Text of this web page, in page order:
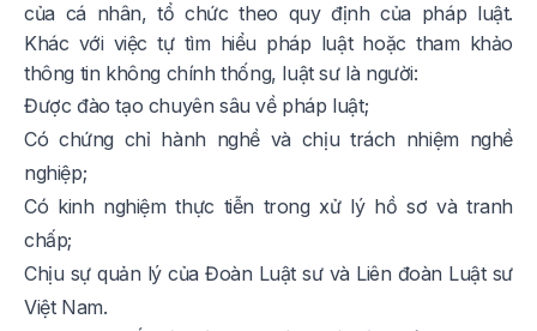
của cá nhân, tổ chức theo quy định của pháp luật.
Khác với việc tự tìm hiểu pháp luật hoặc tham khảo
thông tin không chính thống, luật sư là người:
Được đào tạo chuyên sâu về pháp luật;
Có chứng chỉ hành nghề và chịu trách nhiệm nghề
nghiệp;
Có kinh nghiệm thực tiễn trong xử lý hồ sơ và tranh
chấp;
Chịu sự quản lý của Đoàn Luật sư và Liên đoàn Luật sư
Việt Nam.